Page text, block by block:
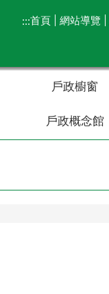
:::首頁 網站導覽
戶政櫥窗
戶政概念館